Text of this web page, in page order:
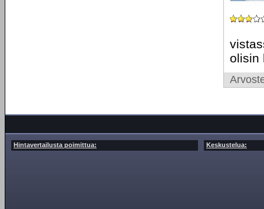
olisin
Hintavertailusta poimittua: Keskustelua: